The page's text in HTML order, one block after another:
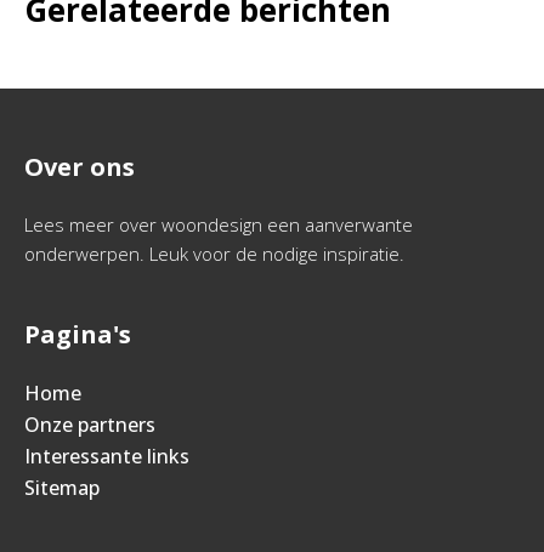
Gerelateerde berichten
Over ons
Lees meer over woondesign een aanverwante
onderwerpen. Leuk voor de nodige inspiratie.
Pagina's
Home
Onze partners
Interessante links
Sitemap